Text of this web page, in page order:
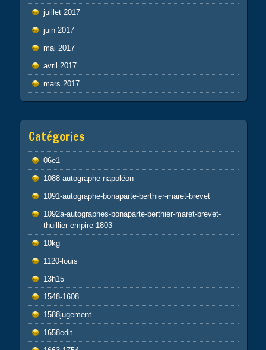
juillet 2017
juin 2017
mai 2017
avril 2017
mars 2017
Catégories
06e1
1088-autographe-napoléon
1091-autographe-bonaparte-berthier-maret-brevet
1092a-autographes-bonaparte-berthier-maret-brevet-
thuillier-empire-1803
10kg
1120-louis
13h15
1548-1608
1588jugement
1658edit